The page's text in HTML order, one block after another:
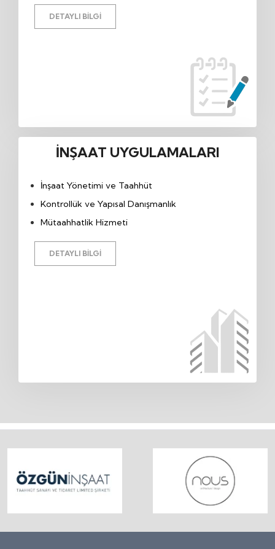
DETAYLI BILGI
İNŞAAT UYGULAMALARI
İnşaat Yönetimi ve Taahhüt
Kontrollük ve Yapısal Danışmanlık
Mütaahhatlik Hizmeti
DETAYLI BILGI